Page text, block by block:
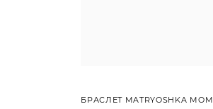
БРАСЛЕТ MATRYOSHKA MOM